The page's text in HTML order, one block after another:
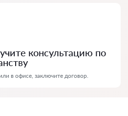
консультацию по
в офисе, заключите договор.